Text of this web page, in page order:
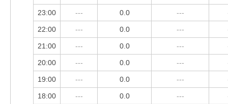
23:00 --- 0.0 ---
22:00 --- 0.0 ---
21:00 --- 0.0 ---
20:00 --- 0.0 ---
19:00 --- 0.0 ---
18:00 --- 0.0 ---